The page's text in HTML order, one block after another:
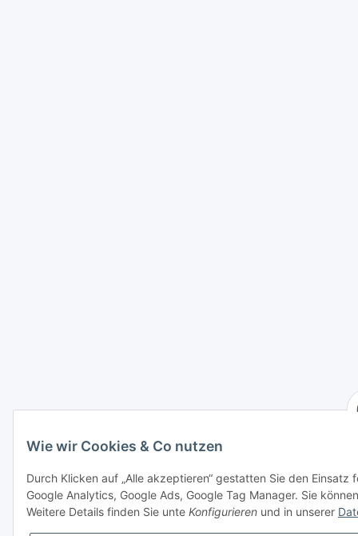
Wie wir Cookies & Co nutzen
Durch Klicken auf „Alle akzeptieren“ gestatten Sie den
Google Analytics, Google Ads, Google Tag Manager. Sie
Weitere Details finden Sie unte Konfigurieren und in unserer